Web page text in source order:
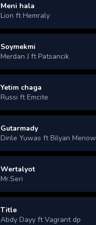
Meni hala
Lion ft Hemraly
Soymekmi
Merdan J ft Patsancik
Yetim chaga
Russi ft Emcite
Gutarmady
Dinle Yuwas ft Bilyan Menow
Wertalyot
Mr.Seri
Title
Abdy Dayy ft Vagrant dp